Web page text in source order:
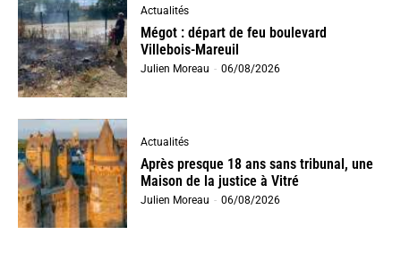
Actualités
Mégot : départ de feu boulevard
Villebois-Mareuil
Julien Moreau - 06/08/2026
Actualités
Après presque 18 ans sans tribunal, une
Maison de la justice à Vitré
Julien Moreau - 06/08/2026